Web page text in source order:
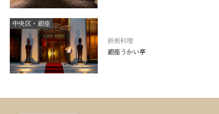
中央区・銀座
鉄板料理
銀座うかい亭